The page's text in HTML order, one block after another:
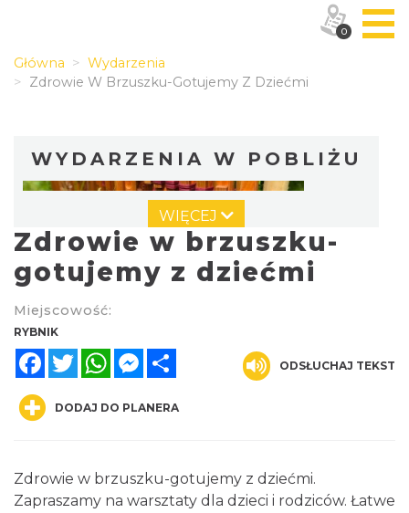
Główna
Wydarzenia
Zdrowie W Brzuszku-Gotujemy Z Dziećmi
WYDARZENIA W POBLIŻU
Warsztat gry na flecie indiańskim –
pierwsze kroki w świecie melodii
Rybnik
WIĘCEJ
Zdrowie w brzuszku-
gotujemy z dziećmi
Miejscowość:
RYBNIK
FacebookTwitterWhatsAppMessenger
ODSŁUCHAJ TEKST
DODAJ DO PLANERA
Zdrowie w brzuszku-gotujemy z dziećmi.
Zapraszamy na warsztaty dla dzieci i rodziców. Łatwe
0